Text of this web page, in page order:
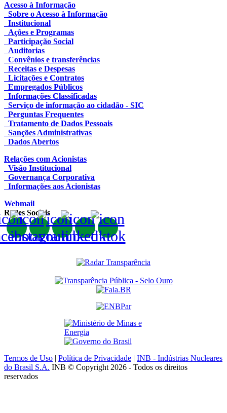
Acesso à Informação
Sobre o Acesso à Informação
Institucional
Ações e Programas
Participação Social
Auditorias
Convênios e transferências
Receitas e Despesas
Licitações e Contratos
Empregados Públicos
Informações Classificadas
Serviço de informação ao cidadão - SIC
Perguntas Frequentes
Tratamento de Dados Pessoais
Sanções Administrativas
Dados Abertos
Relações com Acionistas
Visão Institucional
Governança Corporativa
Informações aos Acionistas
Webmail
Redes Sociais
Termos de Uso | Política de Privacidade | INB - Indústrias Nucleares
do Brasil S.A. INB © Copyright 2026 - Todos os direitos
reservados